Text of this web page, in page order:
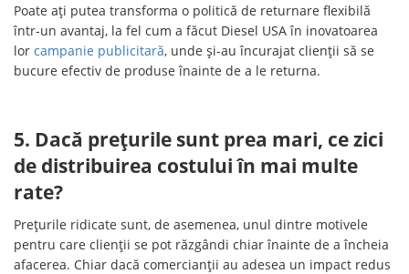
Poate ați putea transforma o politică de returnare flexibilă
într-un avantaj, la fel cum a făcut Diesel USA în inovatoarea
lor campanie publicitară, unde și-au încurajat clienții să se
bucure efectiv de produse înainte de a le returna.
5. Dacă prețurile sunt prea mari, ce zici
de distribuirea costului în mai multe
rate?
Prețurile ridicate sunt, de asemenea, unul dintre motivele
pentru care clienții se pot răzgândi chiar înainte de a încheia
afacerea. Chiar dacă comercianții au adesea un impact redus